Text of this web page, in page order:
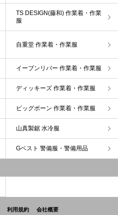
TS DESIGN(藤和) 作業着・作業
服
自重堂 作業着・作業服
イーブンリバー 作業着・作業服
ディッキーズ 作業着・作業服
ビッグボーン 作業着・作業服
山真製鋸 水冷服
Gベスト 警備服・警備用品
利用規約 会社概要